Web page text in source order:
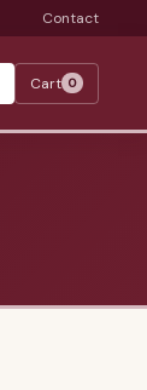
Contact
Cart 0